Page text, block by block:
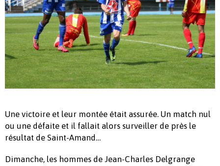
Une victoire et leur montée était assurée. Un match nul
ou une défaite et il fallait alors surveiller de près le
résultat de Saint-Amand…
Dimanche, les hommes de Jean-Charles Delgrange